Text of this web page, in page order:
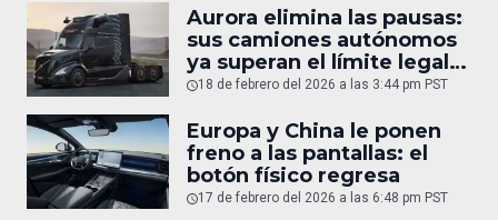
Aurora elimina las pausas:
sus camiones autónomos
ya superan el límite legal
humano
18 de febrero del 2026 a las 3:44 pm PST
Europa y China le ponen
freno a las pantallas: el
botón físico regresa
17 de febrero del 2026 a las 6:48 pm PST